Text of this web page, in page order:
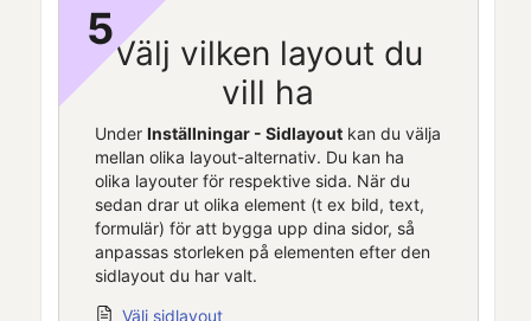
5Välj vilken layout du
vill ha
Under Inställningar - Sidlayoutkan du välja
mellan olika layout-alternativ. Du kan ha
olika layouter för respektive sida. När du
sedan drar ut olika element (t ex bild, text,
formulär) för att bygga upp dina sidor, så
anpassas storleken på elementen efter den
sidlayout du har valt.
Välj sidlayout